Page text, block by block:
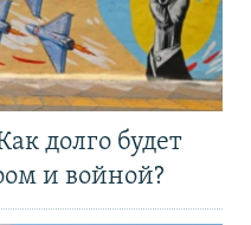
долго будет
и войной?